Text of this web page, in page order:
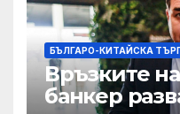
БЪЛГАРО-КИТАЙСКА
Връзките
банкер